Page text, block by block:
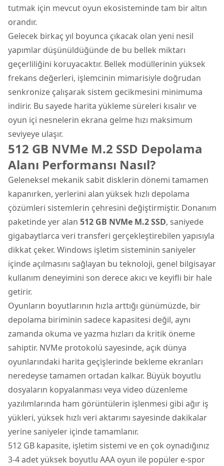
tutmak için mevcut oyun ekosisteminde tam bir altın
orandır.
Gelecek birkaç yıl boyunca çıkacak olan yeni nesil
yapımlar düşünüldüğünde de bu bellek miktarı
geçerliliğini koruyacaktır. Bellek modüllerinin yüksek
frekans değerleri, işlemcinin mimarisiyle doğrudan
senkronize çalışarak sistem gecikmesini minimuma
indirir. Bu sayede harita yükleme süreleri kısalır ve
oyun içi nesnelerin ekrana gelme hızı maksimum
seviyeye ulaşır.
512 GB NVMe M.2 SSD Depolama
Alanı Performansı Nasıl?
Geleneksel mekanik sabit disklerin dönemi tamamen
kapanırken, yerlerini alan yüksek hızlı depolama
çözümleri sistemlerin çehresini değiştirmiştir. Donanım
paketinde yer alan 512 GB NVMe M.2 SSD, saniyede
gigabaytlarca veri transferi gerçekleştirebilen yapısıyla
dikkat çeker. Windows işletim sisteminin saniyeler
içinde açılmasını sağlayan bu teknoloji, genel bilgisayar
kullanım deneyimini son derece akıcı ve keyifli bir hale
getirir.
Oyunların boyutlarının hızla arttığı günümüzde, bir
depolama biriminin sadece kapasitesi değil, aynı
zamanda okuma ve yazma hızları da kritik öneme
sahiptir. NVMe protokolü sayesinde, açık dünya
oyunlarındaki harita geçişlerinde bekleme ekranları
neredeyse tamamen ortadan kalkar. Büyük boyutlu
dosyaların kopyalanması veya video düzenleme
yazılımlarında ham görüntülerin işlenmesi gibi ağır iş
yükleri, yüksek hızlı veri aktarımı sayesinde dakikalar
yerine saniyeler içinde tamamlanır.
512 GB kapasite, işletim sistemi ve en çok oynadığınız
3-4 adet yüksek boyutlu AAA oyun ile popüler e-spor